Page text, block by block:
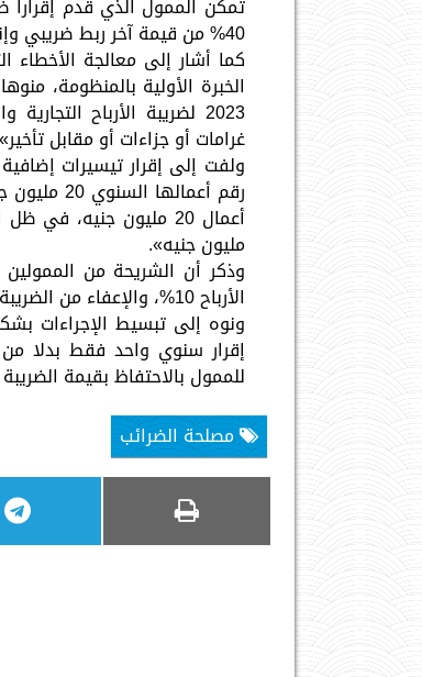
40% من قيمة آخر ربط ضريبي وإنهاء النزاع تلقائيا في حال عدم تقديم الإقرار أو تقديم الإقرار بخسائر.
كما أشار إلى معالجة الأخطاء
غرامات أو جزاءات أو مقابل
ولفت إلى إقرار تيسيرات
رقم
مليون جنيه».
الأرباح 10%، والإعفاء من الضريبة على الأرباح الرأسمالية الناتجة عن بيع الآلات والمعدات.
ونوه إلى تبسيط الإجراءات
للممول بالاحتفاظ بقيمة الضريبة لمدة تصل إلى 12
مصلحة الضرائب